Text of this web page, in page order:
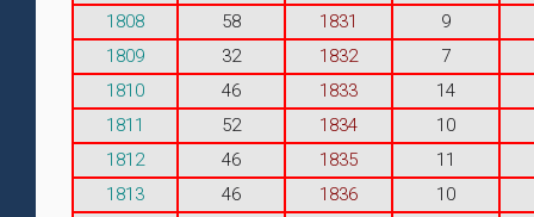
1808
58 1831
9
1809
32 1832
7
1810
46 1833
14
1811
52 1834
10
1812
46 1835
11
1813
46 1836
10